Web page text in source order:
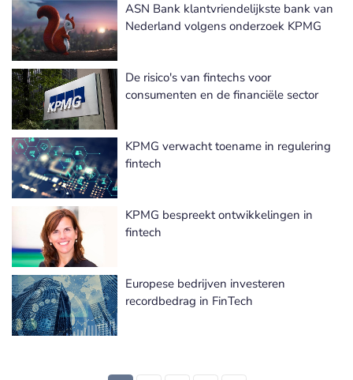
ASN Bank klantvriendelijkste bank van
Nederland volgens onderzoek KPMG
De risico's van fintechs voor
consumenten en de financiële sector
KPMG verwacht toename in regulering
fintech
KPMG bespreekt ontwikkelingen in
fintech
Europese bedrijven investeren
recordbedrag in FinTech